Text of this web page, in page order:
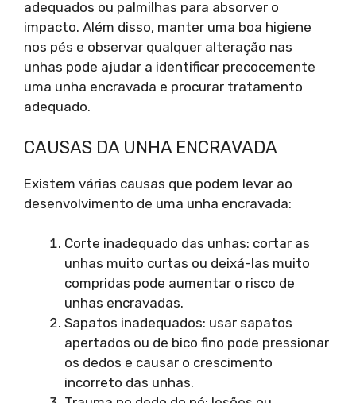
adequados ou palmilhas para absorver o
impacto. Além disso, manter uma boa higiene
nos pés e observar qualquer alteração nas
unhas pode ajudar a identificar precocemente
uma unha encravada e procurar tratamento
adequado.
CAUSAS DA UNHA ENCRAVADA
Existem várias causas que podem levar ao
desenvolvimento de uma unha encravada:
Corte inadequado das unhas: cortar as
unhas muito curtas ou deixá-las muito
compridas pode aumentar o risco de
unhas encravadas.
Sapatos inadequados: usar sapatos
apertados ou de bico fino pode pressionar
os dedos e causar o crescimento
incorreto das unhas.